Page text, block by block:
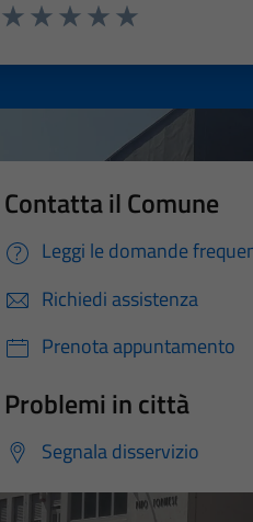
Contatta il Comune
Leggi le domande
Richiedi assistenza
Prenota appuntamento
Problemi in città
Segnala disservizio